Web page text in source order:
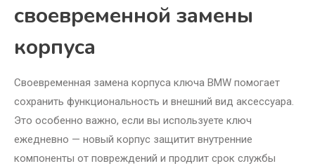
своевременной замены
корпуса
Своевременная замена корпуса ключа BMW помогает
сохранить функциональность и внешний вид аксессуара.
Это особенно важно, если вы используете ключ
ежедневно — новый корпус защитит внутренние
компоненты от повреждений и продлит срок службы